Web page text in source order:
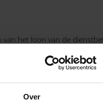
Over
van het loon van de
gebruikelijk loon moet